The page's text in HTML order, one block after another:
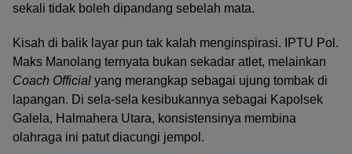
sekali tidak boleh dipandang sebelah mata.
Kisah di balik layar pun tak kalah menginspirasi. IPTU Pol.
Maks Manolang ternyata bukan sekadar atlet, melainkan
Coach Official yang merangkap sebagai ujung tombak di
lapangan. Di sela-sela kesibukannya sebagai Kapolsek
Galela, Halmahera Utara, konsistensinya membina
olahraga ini patut diacungi jempol.